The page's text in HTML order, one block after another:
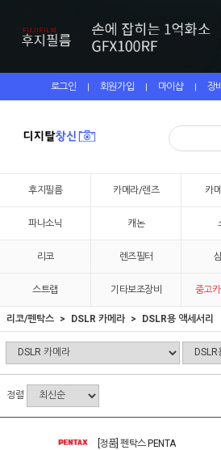
로그인 | 회원가입 | 마이샵 | 장
후지필름 카메라/렌즈 카
파나소닉 캐논
리코 렌즈필터
스트랩 기타보조장비 중고
리코/펜탁스 DSLR 카메라 DSLR용 액세서리
정렬
[정품] 펜탁스 PENTA